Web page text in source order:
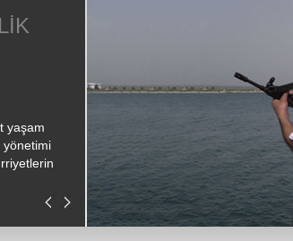
yaşam
yönetimi
Elektronik güvenlik sistemi denince
akla ilk gelen sistemler hırsız alarm
sistemleri ve güvenlik kamera
sistemleridir. Yine bunun ...